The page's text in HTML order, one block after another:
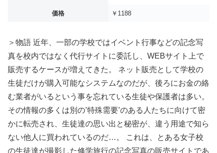
価格 ￥1188
＞物語 近年、一部の学校ではイベント行事などの記念写
真を校内ではなく代行サイトに委託し、WEBサイト上で
販売するケースが増えてきた。 ネット販売として学校の
生徒だけが購入可能なシステムなのだが、後ろにお金の絡
む業者がいるという事を忘れている生徒や保護者は多い。
その情報の多くは別の’特殊需要’のある人たちに向けて密
かに転売され、生徒達の思い出と秘密が、違う用途で知ら
ない他人に買われているのだ…。 これは、とある女子校
の生徒達が撮影した修学旅行の記念写真の販売サイトであ